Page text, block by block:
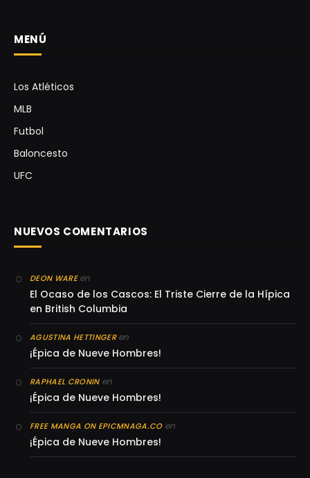
MENÚ
Los Atléticos
MLB
Futbol
Baloncesto
UFC
NUEVOS COMENTARIOS
DEON WAREen
El Ocaso de los Cascos: El Triste Cierre de la Hípica
en British Columbia
AGUSTINA HETTINGERen
¡Épica de Nueve Hombres!
RAPHAEL CRONINen
¡Épica de Nueve Hombres!
FREE MANGA ON EPICMNAGA.COen
¡Épica de Nueve Hombres!